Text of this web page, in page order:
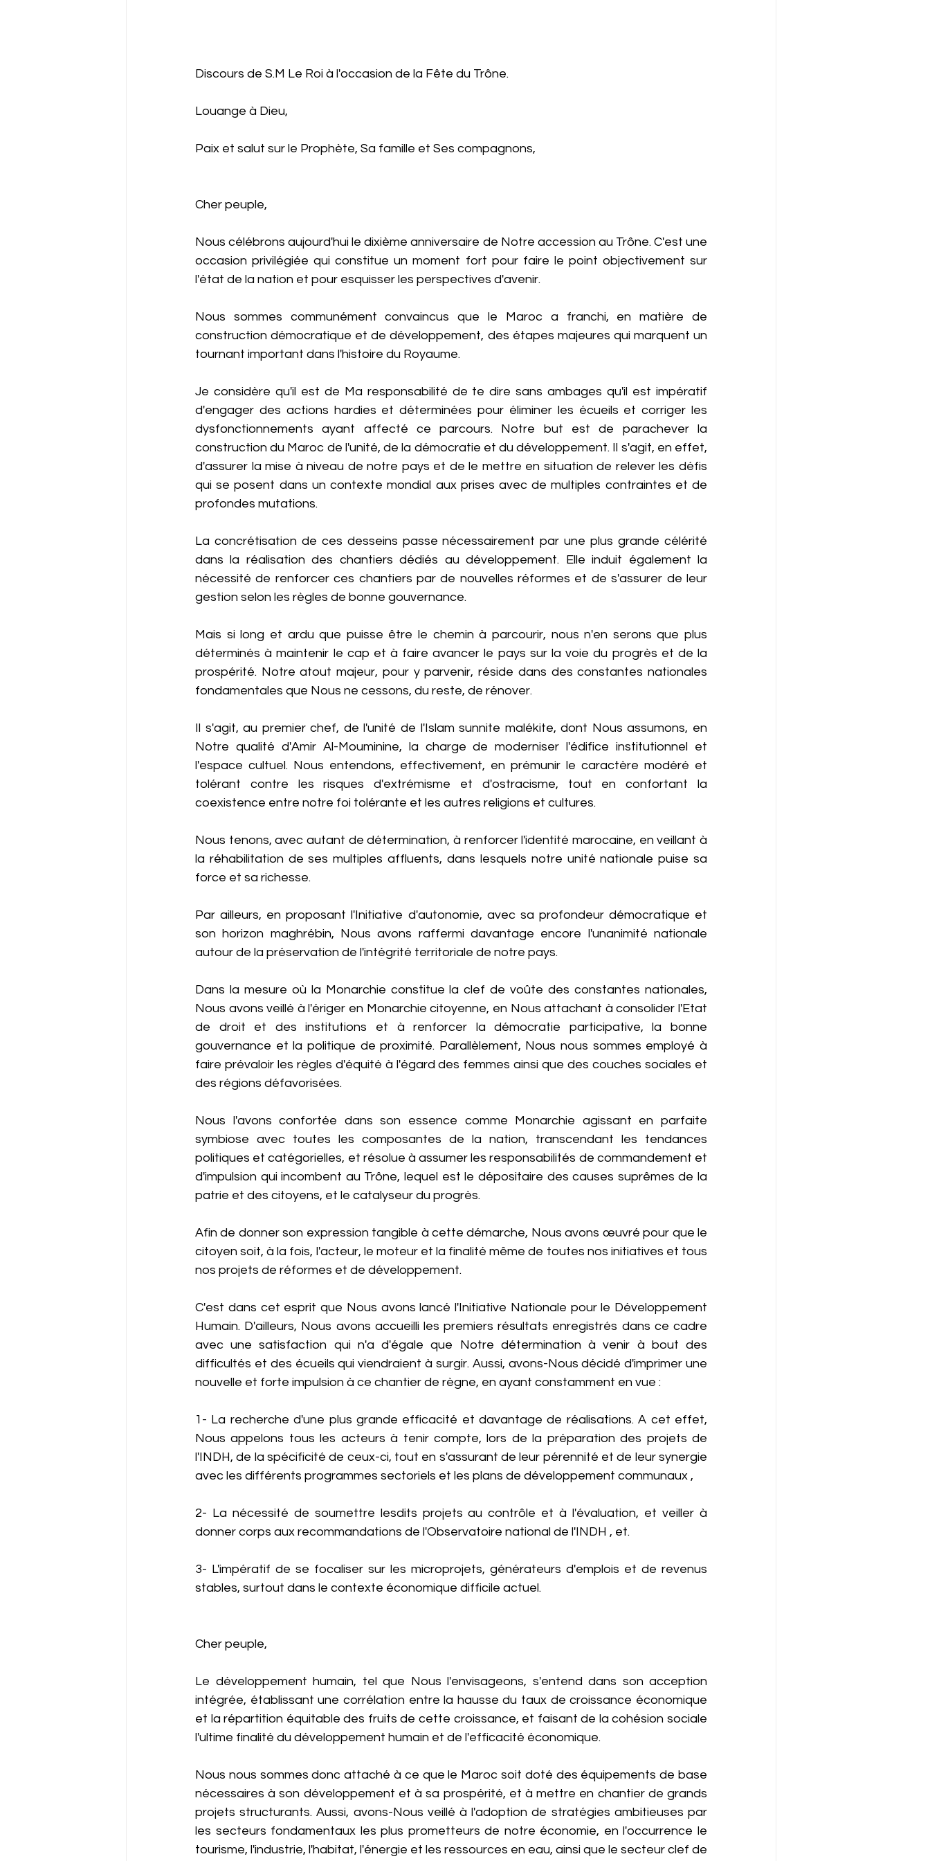
Discours de S.M Le Roi à l'occasion de la Fête du Trône.
Louange à Dieu,
Paix et salut sur le Prophète, Sa famille et Ses compagnons,
Cher peuple,
Nous célébrons aujourd'hui le dixième anniversaire de Notre accession au Trône. C'est une
occasion privilégiée qui constitue un moment fort pour faire le point objectivement sur
l'état de la nation et pour esquisser les perspectives d'avenir.
Nous sommes communément convaincus que le Maroc a franchi, en matière de
construction démocratique et de développement, des étapes majeures qui marquent un
tournant important dans l'histoire du Royaume.
Je considère qu'il est de Ma responsabilité de te dire sans ambages qu'il est impératif
d'engager des actions hardies et déterminées pour éliminer les écueils et corriger les
dysfonctionnements ayant affecté ce parcours. Notre but est de parachever la
construction du Maroc de l'unité, de la démocratie et du développement. Il s'agit, en effet,
d'assurer la mise à niveau de notre pays et de le mettre en situation de relever les défis
qui se posent dans un contexte mondial aux prises avec de multiples contraintes et de
profondes mutations.
La concrétisation de ces desseins passe nécessairement par une plus grande célérité
dans la réalisation des chantiers dédiés au développement. Elle induit également la
nécessité de renforcer ces chantiers par de nouvelles réformes et de s'assurer de leur
gestion selon les règles de bonne gouvernance.
Mais si long et ardu que puisse être le chemin à parcourir, nous n'en serons que plus
déterminés à maintenir le cap et à faire avancer le pays sur la voie du progrès et de la
prospérité. Notre atout majeur, pour y parvenir, réside dans des constantes nationales
fondamentales que Nous ne cessons, du reste, de rénover.
Il s'agit, au premier chef, de l'unité de l'Islam sunnite malékite, dont Nous assumons, en
Notre qualité d'Amir Al-Mouminine, la charge de moderniser l'édifice institutionnel et
l'espace cultuel. Nous entendons, effectivement, en prémunir le caractère modéré et
tolérant contre les risques d'extrémisme et d'ostracisme, tout en confortant la
coexistence entre notre foi tolérante et les autres religions et cultures.
Nous tenons, avec autant de détermination, à renforcer l'identité marocaine, en veillant à
la réhabilitation de ses multiples affluents, dans lesquels notre unité nationale puise sa
force et sa richesse.
Par ailleurs, en proposant l'Initiative d'autonomie, avec sa profondeur démocratique et
son horizon maghrébin, Nous avons raffermi davantage encore l'unanimité nationale
autour de la préservation de l'intégrité territoriale de notre pays.
Dans la mesure où la Monarchie constitue la clef de voûte des constantes nationales,
Nous avons veillé à l'ériger en Monarchie citoyenne, en Nous attachant à consolider l'Etat
de droit et des institutions et à renforcer la démocratie participative, la bonne
gouvernance et la politique de proximité. Parallèlement, Nous nous sommes employé à
faire prévaloir les règles d'équité à l'égard des femmes ainsi que des couches sociales et
des régions défavorisées.
Nous l'avons confortée dans son essence comme Monarchie agissant en parfaite
symbiose avec toutes les composantes de la nation, transcendant les tendances
politiques et catégorielles, et résolue à assumer les responsabilités de commandement et
d'impulsion qui incombent au Trône, lequel est le dépositaire des causes suprêmes de la
patrie et des citoyens, et le catalyseur du progrès.
Afin de donner son expression tangible à cette démarche, Nous avons œuvré pour que le
citoyen soit, à la fois, l'acteur, le moteur et la finalité même de toutes nos initiatives et tous
nos projets de réformes et de développement.
C'est dans cet esprit que Nous avons lancé l'Initiative Nationale pour le Développement
Humain. D'ailleurs, Nous avons accueilli les premiers résultats enregistrés dans ce cadre
avec une satisfaction qui n'a d'égale que Notre détermination à venir à bout des
difficultés et des écueils qui viendraient à surgir. Aussi, avons-Nous décidé d'imprimer une
nouvelle et forte impulsion à ce chantier de règne, en ayant constamment en vue :
1- La recherche d'une plus grande efficacité et davantage de réalisations. A cet effet,
Nous appelons tous les acteurs à tenir compte, lors de la préparation des projets de
l'INDH, de la spécificité de ceux-ci, tout en s'assurant de leur pérennité et de leur synergie
avec les différents programmes sectoriels et les plans de développement communaux ,
2- La nécessité de soumettre lesdits projets au contrôle et à l'évaluation, et veiller à
donner corps aux recommandations de l'Observatoire national de l'INDH , et.
3- L'impératif de se focaliser sur les microprojets, générateurs d'emplois et de revenus
stables, surtout dans le contexte économique difficile actuel.
Cher peuple,
Le développement humain, tel que Nous l'envisageons, s'entend dans son acception
intégrée, établissant une corrélation entre la hausse du taux de croissance économique
et la répartition équitable des fruits de cette croissance, et faisant de la cohésion sociale
l'ultime finalité du développement humain et de l'efficacité économique.
Nous nous sommes donc attaché à ce que le Maroc soit doté des équipements de base
nécessaires à son développement et à sa prospérité, et à mettre en chantier de grands
projets structurants. Aussi, avons-Nous veillé à l'adoption de stratégies ambitieuses par
les secteurs fondamentaux les plus prometteurs de notre économie, en l'occurrence le
tourisme, l'industrie, l'habitat, l'énergie et les ressources en eau, ainsi que le secteur clef de